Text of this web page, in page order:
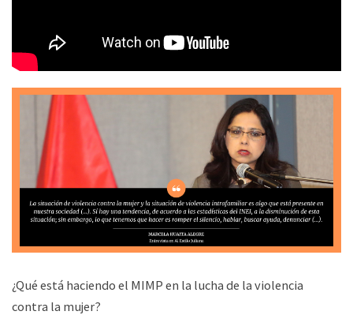
¿Qué está haciendo el MIMP en la lucha de la violencia
contra la mujer?